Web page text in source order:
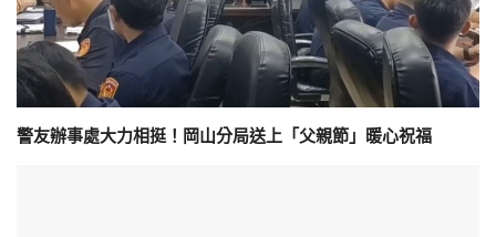
警友辦事處大力相挺！岡山分局送上「父親節」暖心祝福